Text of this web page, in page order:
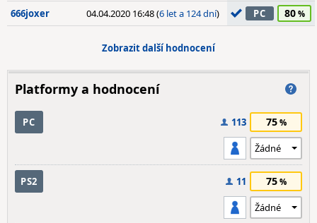
666joxer 04.04.2020 16:48 (6 let a 124 dní) PC 80
Zobrazit další hodnocení
Platformy a hodnocení
PC 113 75
PS2 11 75